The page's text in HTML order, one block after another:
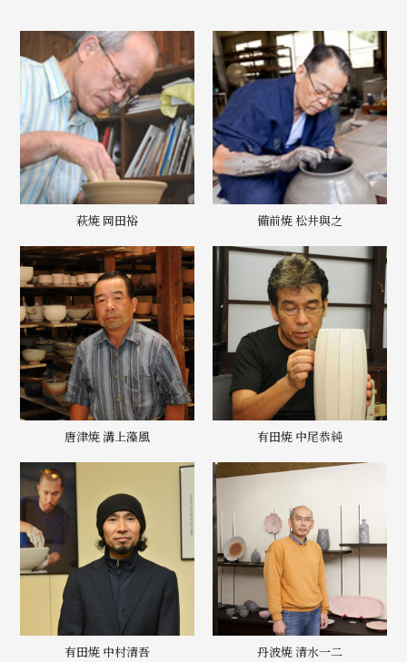
萩焼 岡田裕 備前焼 松井與之
唐津焼 溝上藻風 有田焼 中尾恭純
有田焼 中村清吾 丹波焼 清水一二